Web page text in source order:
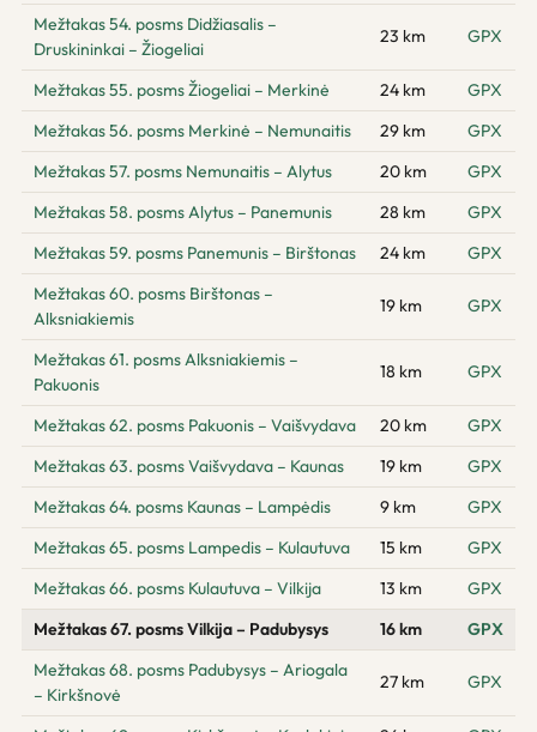
Mežtakas 54. posms Didžiasalis –
Druskininkai – Žiogeliai
23 km GPX
Mežtakas 55. posms Žiogeliai – Merkinė 24 km
GPX
Mežtakas 56. posms Merkinė – Nemunaitis
29 km
GPX
Mežtakas 57. posms Nemunaitis – Alytus
20 km
GPX
Mežtakas 58. posms Alytus – Panemunis
28 km
GPX
Mežtakas 59. posms Panemunis – Birštonas
24 km
GPX
Mežtakas 60. posms Birštonas –
Alksniakiemis
19 km GPX
Mežtakas 61. posms Alksniakiemis –
Pakuonis
18 km GPX
Mežtakas 62. posms Pakuonis – Vaišvydava 20 km
GPX
Mežtakas 63. posms Vaišvydava – Kaunas
19 km
GPX
Mežtakas 64. posms Kaunas – Lampėdis
9 km
GPX
Mežtakas 65. posms Lampedis – Kulautuva
15 km
GPX
Mežtakas 66. posms Kulautuva – Vilkija
13 km
GPX
Mežtakas 67. posms Vilkija – Padubysys
16 km
GPX
Mežtakas 68. posms Padubysys – Ariogala
– Kirkšnovė
27 km GPX